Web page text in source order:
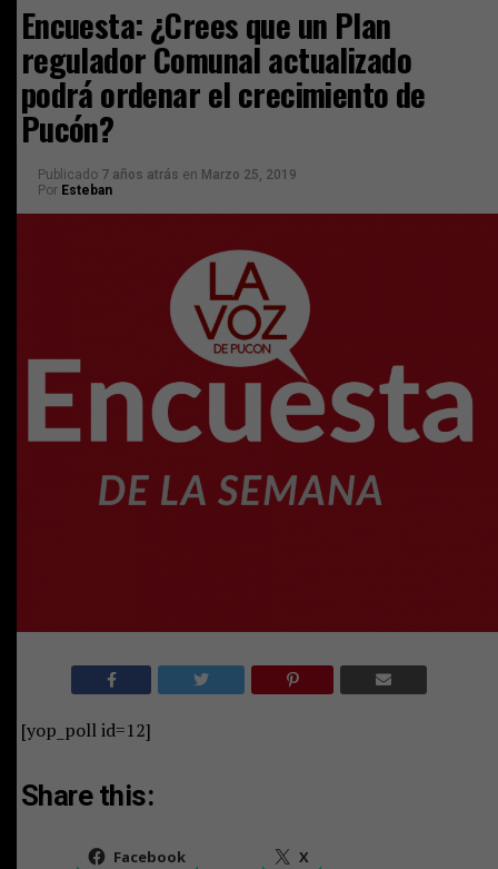
Encuesta: ¿Crees que un Plan
regulador Comunal actualizado
podrá ordenar el crecimiento de
Pucón?
Publicado 7 años atrás en Marzo 25, 2019
Por Esteban
[yop_poll id=12]
Share this:
Facebook X